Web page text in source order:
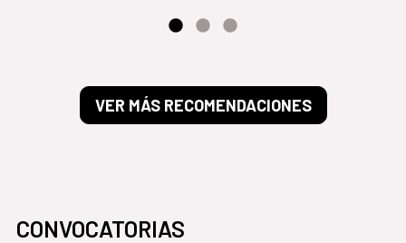
VER MÁS RECOMENDACIONES
CONVOCATORIAS